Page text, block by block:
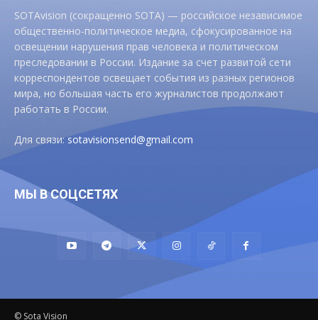
SOTAvision (сокращенно SOTA) — российское независимое
общественно-политическое медиа, сфокусированное на
освещении нарушения прав человека и политическом
преследовании в России. Издание за счет развитой сети
корреспондентов освещает события из разных регионов
мира, но большая часть его журналистов продолжают
работать в России.
Для связи:sotavisionsend@gmail.com
МЫ В СОЦСЕТЯХ
© Sota Vision